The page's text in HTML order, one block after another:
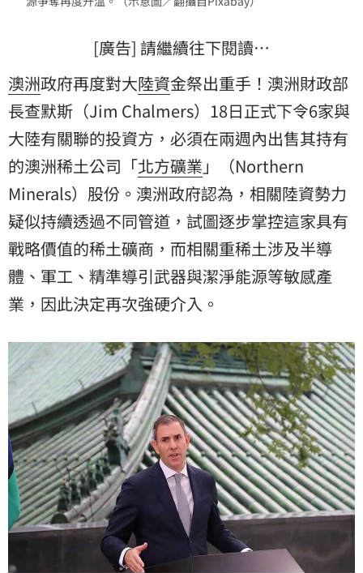
[廣告] 請繼續往下閱讀…
澳洲政府再度對大陸資金祭出重手！澳洲財政部
長查默斯（Jim Chalmers）18日正式下令6家與
大陸有關聯的投資方，必須在兩週內出售其持有
的澳洲稀土公司「北方礦業 」（Northern
Minerals）股份。澳洲政府認為，相關陸資勢力
疑似持續透過不同管道，試圖逐步掌控這家具有
戰略價值的稀土礦商，而相關重稀土涉及半導
體、軍工、精準導引武器與潔淨能源等敏感產
業，因此決定再次強硬介入。